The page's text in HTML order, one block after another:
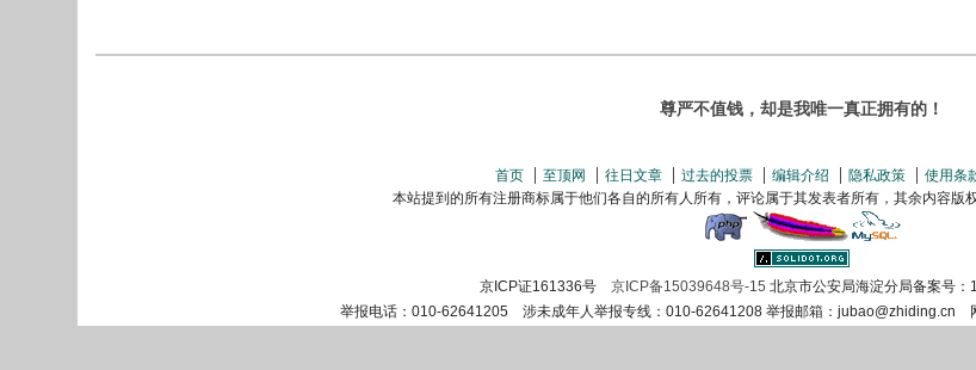
尊严不值钱，却是我唯一真正拥有的！
首页 至顶网 往日文章 过去的投票 编辑介绍 隐私政策 使用条
本站提到的所有注册商标属于他们各自的所有人所有，评论属于其发表者所有，其余内容版
京ICP证161336号 京ICP备15039648号-15 北京市公安局海淀分局备案号
举报电话：010-62641205 涉未成年人举报专线：010-62641208 举报邮箱：jubao@zhiding.cn